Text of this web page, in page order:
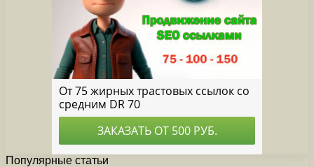
Популярные статьи